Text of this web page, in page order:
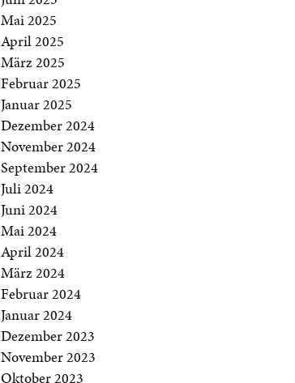
Mai 2025
April 2025
März 2025
Februar 2025
Januar 2025
Dezember 2024
November 2024
September 2024
Juli 2024
Juni 2024
Mai 2024
April 2024
März 2024
Februar 2024
Januar 2024
Dezember 2023
November 2023
Oktober 2023